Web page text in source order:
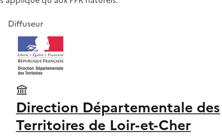
Diffuseur
Direction Départementale des
Territoires de Loir-et-Cher